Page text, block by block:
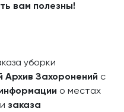
вам полезны!
уборки
Архив Захоронений с
о местах
заказа